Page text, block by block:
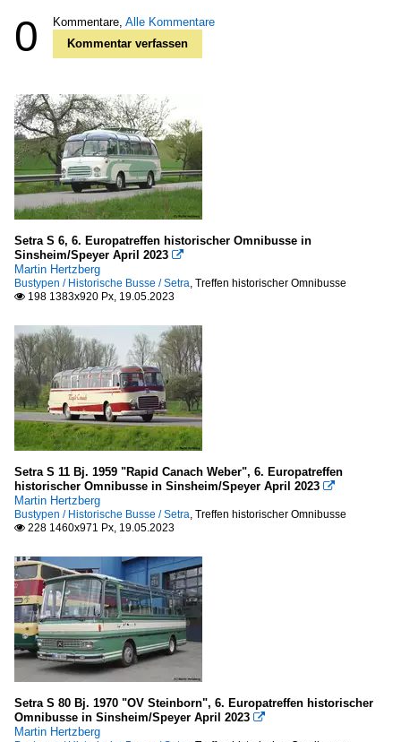
0 Kommentare, Alle Kommentare
Kommentar verfassen
Setra S 6, 6. Europatreffen historischer Omnibusse in
Sinsheim/Speyer April 2023 
Martin Hertzberg
Bustypen / Historische Busse / Setra, Treffen historischer Omnibusse
 198 1383x920 Px, 19.05.2023
Setra S 11 Bj. 1959 "Rapid Canach Weber", 6. Europatreffen
historischer Omnibusse in Sinsheim/Speyer April 2023 
Martin Hertzberg
Bustypen / Historische Busse / Setra, Treffen historischer Omnibusse
 228 1460x971 Px, 19.05.2023
Setra S 80 Bj. 1970 "OV Steinborn", 6. Europatreffen historischer
Omnibusse in Sinsheim/Speyer April 2023 
Martin Hertzberg